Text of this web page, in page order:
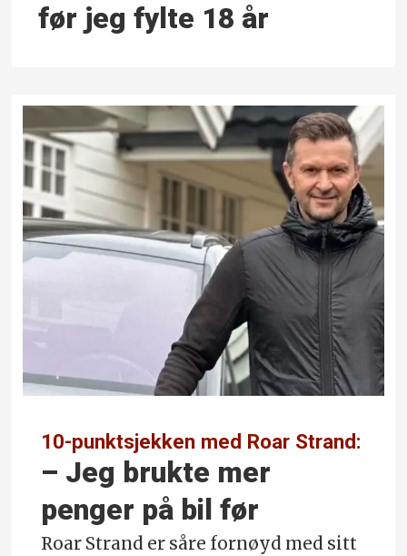
før jeg fylte 18 år
10-punktsjekken med Roar Strand:
– Jeg brukte mer
penger på bil før
Roar Strand er såre fornøyd med sitt